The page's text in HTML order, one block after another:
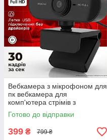
Вебкамера з мікрофоном для
пк вебкамера для
комп'ютера стрімів з
автофокусом вебка full hd
1920 x 1080
Готово до відправки
399 ₴ 799 ₴